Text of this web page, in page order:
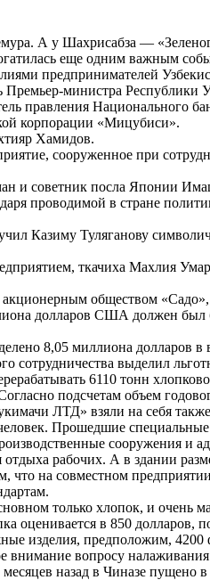
А у Шахрисабза —
еще одним важным
предпринимателей
министра
правления
корпорации «Мицубиси».
Хамидов.
сооруженное при
советник посла Японии
проводимой в стране
Казиму Туляганову
ткачиха Махлия
обществом
долларов США должен
8,05 миллиона долларов
сотрудничества выделил
6110 тонн
подсчетам объем
ЛТД» взяли на себя
Прошедшие
сооружения
рабочих. А в здании
что на совместном
только хлопок, и
оценивается в 850
изделия, предположим,
внимание вопросу
назад в Чиназе